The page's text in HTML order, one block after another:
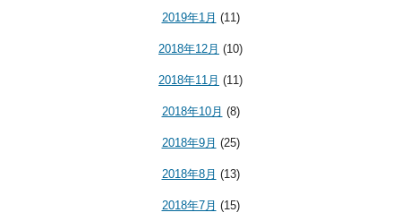
2019年1月 (11)
2018年12月 (10)
2018年11月 (11)
2018年10月 (8)
2018年9月 (25)
2018年8月 (13)
2018年7月 (15)